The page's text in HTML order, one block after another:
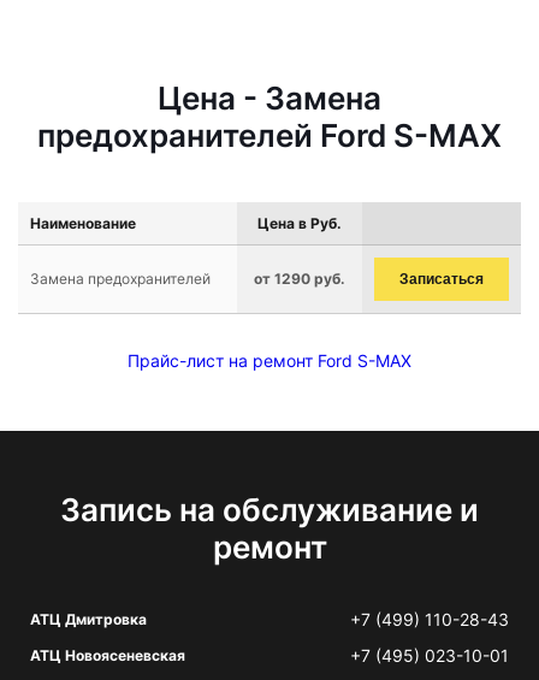
Цена - Замена
предохранителей Ford S-MAX
Наименование Цена в Руб.
Замена предохранителей от 1290 руб. Записаться
Прайс-лист на ремонт Ford S-MAX
Запись на обслуживание и
ремонт
АТЦ Дмитровка +7 (499) 110-28-43
АТЦ Новоясеневская +7 (495) 023-10-01